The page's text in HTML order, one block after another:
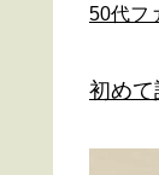
50代フ
初め